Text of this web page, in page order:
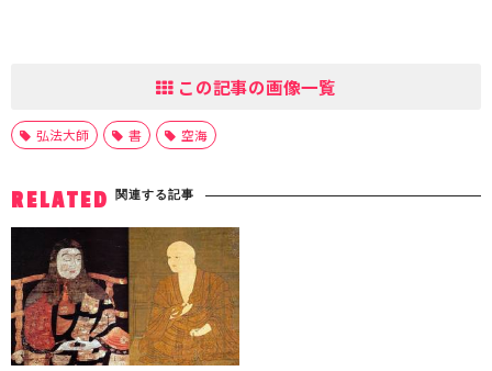
この記事の画像一覧
弘法大師 書 空海
RELATED 関連する記事